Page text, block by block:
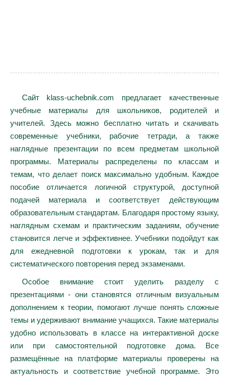
Сайт klass-uchebnik.com предлагает качественные
учебные материалы для школьников, родителей и
учителей. Здесь можно бесплатно читать и скачивать
современные учебники, рабочие тетради, а также
наглядные презентации по всем предметам школьной
программы. Материалы распределены по классам и
темам, что делает поиск максимально удобным. Каждое
пособие отличается логичной структурой, доступной
подачей материала и соответствует действующим
образовательным стандартам. Благодаря простому языку,
наглядным схемам и практическим заданиям, обучение
становится легче и эффективнее. Учебники подойдут как
для ежедневной подготовки к урокам, так и для
систематического повторения перед экзаменами.
Особое внимание стоит уделить разделу с
презентациями - они становятся отличным визуальным
дополнением к теории, помогают лучше понять сложные
темы и удерживают внимание учащихся. Такие материалы
удобно использовать в классе на интерактивной доске
или при самостоятельной подготовке дома. Все
размещённые на платформе материалы проверены на
актуальность и соответствие учебной программе. Это